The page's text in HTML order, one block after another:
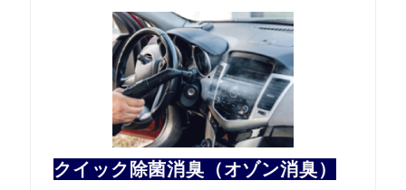
クイック除菌消臭（オゾン消臭）